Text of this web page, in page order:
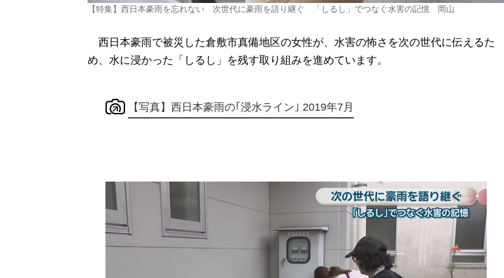
【特集】西日本豪雨を忘れない 次世代に豪雨を語り継ぐ 「しるし」でつなぐ水害の記憶 岡山
西日本豪雨で被災した倉敷市真備地区の女性が、水害の怖さを次の世代に伝えるた
め、水に浸かった「しるし」を残す取り組みを進めています。
【写真】西日本豪雨の｢浸水ライン｣ 2019年7月